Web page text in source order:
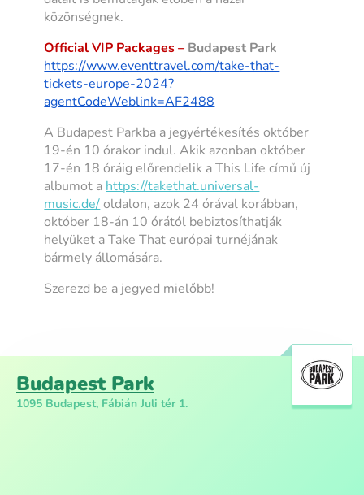
közönségnek.
Official VIP Packages – Budapest Park
https://www.eventtravel.com/take-that-
tickets-europe-2024?
agentCodeWeblink=AF2488
A Budapest Parkba a jegyértékesítés október
19-én 10 órakor indul. Akik azonban október
17-én 18 óráig előrendelik a This Life című új
albumot a https://takethat.universal-
music.de/oldalon, azok 24 órával korábban,
október 18-án 10 órától bebiztosíthatják
helyüket a Take That európai turnéjának
bármely állomására.
Szerezd be a jegyed mielőbb!
Budapest Park
1095 Budapest, Fábián Juli tér 1.